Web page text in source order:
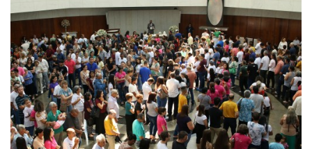
Ver essa foto no Instagram